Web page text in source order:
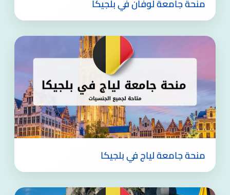
منحة جامعة لوفان في بلجيكا
منحة جامعة لياج في بلجيكا